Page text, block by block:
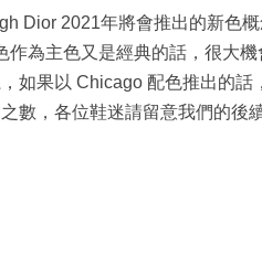
Dior 2021年將會推出的新色
為主色又是經典的話，很大
如果以 Chicago 配色推出的話
數，各位鞋迷請留意我們的後續